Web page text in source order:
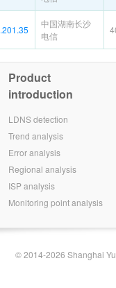
中国湖南长沙
电信
Product
introduction
LDNS detection
Trend analysis
Error analysis
Regional analysis
ISP analysis
Monitoring point analysis
© 2014-2026 Shanghai